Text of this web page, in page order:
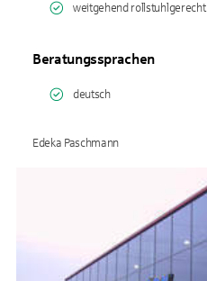
weitgehend rollstuhlgerecht
Beratungssprachen
deutsch
Edeka Paschmann